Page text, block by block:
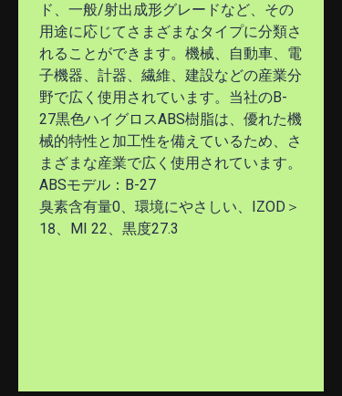
ド、一般/射出成形グレードなど、その
用途に応じてさまざまなタイプに分類さ
れることができます。機械、自動車、電
子機器、計器、繊維、建設などの産業分
野で広く使用されています。当社のB-
27黒色ハイグロスABS樹脂は、優れた機
械的特性と加工性を備えているため、さ
まざまな産業で広く使用されています。
ABSモデル：B-27
臭素含有量0、環境にやさしい、IZOD＞
18、MI 22、黒度27.3